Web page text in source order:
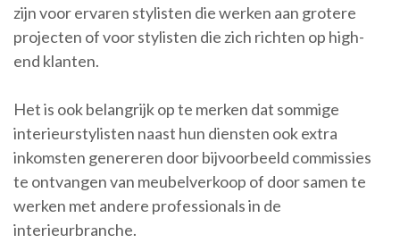
zijn voor ervaren stylisten die werken aan grotere
projecten of voor stylisten die zich richten op high-
end klanten.
Het is ook belangrijk op te merken dat sommige
interieurstylisten naast hun diensten ook extra
inkomsten genereren door bijvoorbeeld commissies
te ontvangen van meubelverkoop of door samen te
werken met andere professionals in de
interieurbranche.